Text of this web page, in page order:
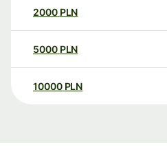
2000 PLN
5000 PLN
10000 PLN